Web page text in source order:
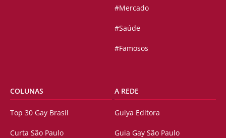
#Mercado
#Saúde
#Famosos
COLUNAS
Top 30 Gay Brasil
Curta São Paulo
A REDE
Guiya Editora
Guia Gay São Paulo